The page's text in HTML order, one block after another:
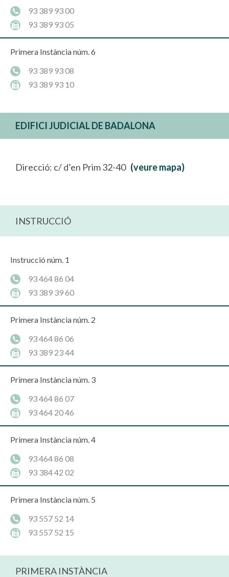
93 389 93 00
93 389 93 05
Primera Instància núm. 6
93 389 93 08
93 389 93 10
EDIFICI JUDICIAL DE BADALONA
Direcció: c/ d’en Prim 32-40 (veure mapa)
INSTRUCCIÓ
Instrucció núm. 1
93 464 86 04
93 389 39 60
Primera Instància núm. 2
93 464 86 06
93 389 23 44
Primera Instància núm. 3
93 464 86 07
93 464 20 46
Primera Instància núm. 4
93 464 86 08
93 384 42 02
Primera Instància núm. 5
93 557 52 14
93 557 52 15
PRIMERA INSTÀNCIA